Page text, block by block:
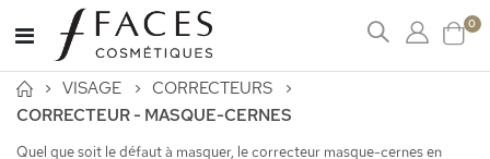
Cart
0
Affichage
navigation
VISAGE
CORRECTEURS
CORRECTEUR - MASQUE-CERNES
Quel que soit le défaut à masquer, le correcteur masque-cernes en